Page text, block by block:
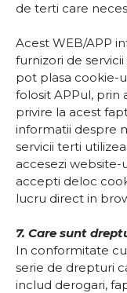
de terti care
Acest WEB/APP
furnizori de
pot plasa cookie-
folosit APPul, prin
privire la acest
informatii despre
servicii terti
accesezi website-
accepti deloc
lucru direct in
7. Care sunt
In conformitate
serie de drepturi
includ derogari,